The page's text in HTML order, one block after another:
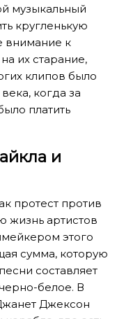
музыкальный
кругленькую
внимание к
их старание,
клипов было
когда за
платить
и
протест против
жизнь артистов
этого
сумма, которую
составляет
белое. В
Джексон